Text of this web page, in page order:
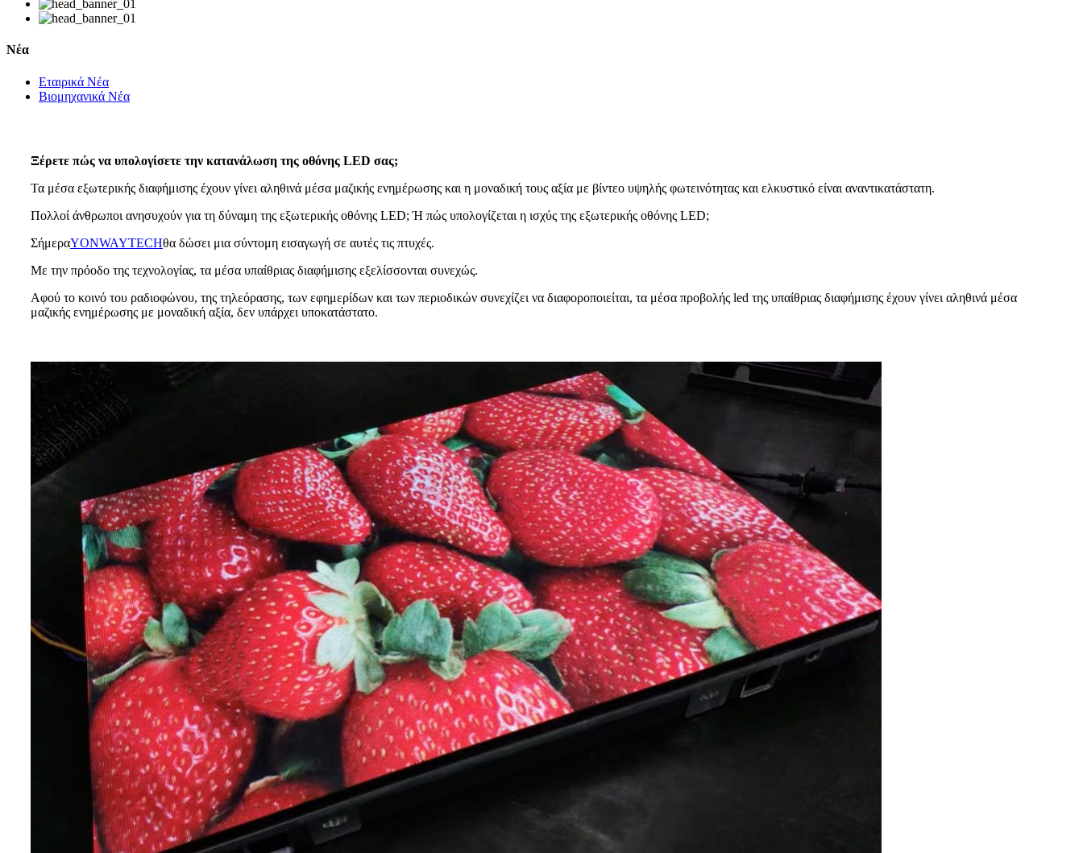
Νέα
Εταιρικά Νέα
Βιομηχανικά Νέα
Ξέρετε πώς να υπολογίσετε την κατανάλωση της οθόνης LED σας;
Τα μέσα εξωτερικής διαφήμισης έχουν γίνει αληθινά μέσα μαζικής ενημέρωσης και η μοναδική τους αξία με βίντεο υψηλής φωτεινότητας και ελκυστικό είναι αναντικατάστατη.
Πολλοί άνθρωποι ανησυχούν για τη δύναμη της εξωτερικής οθόνης LED; Ή πώς υπολογίζεται η ισχύς της εξωτερικής οθόνης LED;
ΣήμεραYONWAYTECHθα δώσει μια σύντομη εισαγωγή σε αυτές τις πτυχές.
Με την πρόοδο της τεχνολογίας, τα μέσα υπαίθριας διαφήμισης εξελίσσονται συνεχώς.
Αφού το κοινό του ραδιοφώνου, της τηλεόρασης, των εφημερίδων και των περιοδικών συνεχίζει να διαφοροποιείται, τα μέσα προβολής led της υπαίθριας διαφήμισης έχουν γίνει αληθινά μέσα
μαζικής ενημέρωσης με μοναδική αξία, δεν υπάρχει υποκατάστατο.